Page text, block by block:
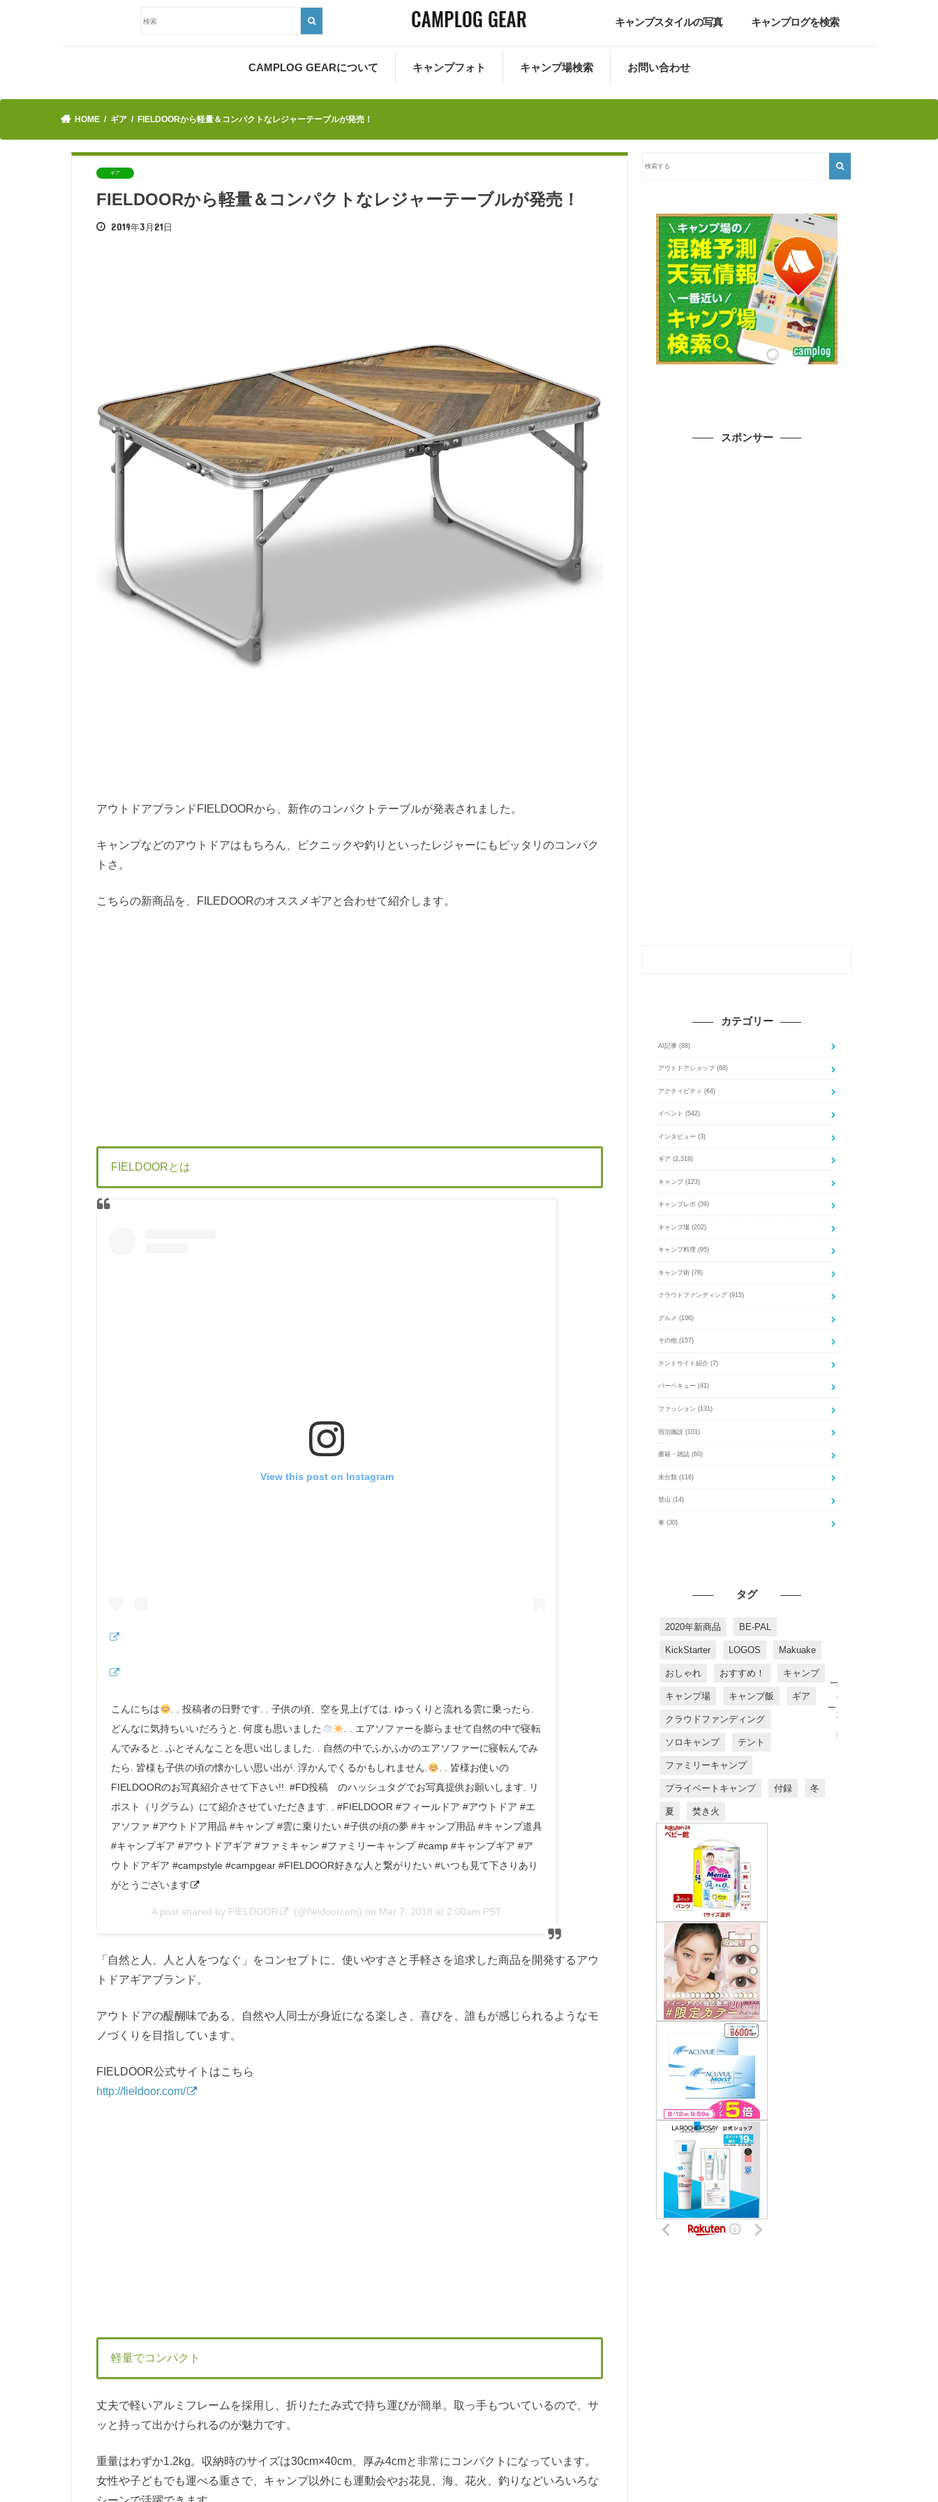
キャンプスタイルの写真 キャンプログを検索
CAMPLOG GEARについて キャンプフォト キャンプ場検索 お問い合わせ
HOME ギア FIELDOORから軽量＆コンパクトなレジャーテーブルが発売！
ギア
FIELDOORから軽量＆コンパクトなレジャーテーブルが発売！
2019年3月21日
アウトドアブランドFIELDOORから、新作のコンパクトテーブルが発表されました。
キャンプなどのアウトドアはもちろん、ピクニックや釣りといったレジャーにもピッタリのコンパク
トさ。
こちらの新商品を、FILEDOORのオススメギアと合わせて紹介します。
FIELDOORとは
View this post on Instagram
こんにちは
. . 投稿者の日野です. . 子供の頃、空を見上げては. ゆっくりと流れる雲に乗ったら.
どんなに気持ちいいだろうと. 何度も思いました
. . エアソファーを膨らませて自然の中で寝転
んでみると. ふとそんなことを思い出しました. . 自然の中でふかふかのエアソファーに寝転んでみ
たら. 皆様も子供の頃の懐かしい思い出が. 浮かんでくるかもしれません.
. . 皆様お使いの
FIELDOORのお写真紹介させて下さい!!. #FD投稿 のハッシュタグでお写真提供お願いします. リ
ポスト（リグラム）にて紹介させていただきます. . #FIELDOOR #フィールドア #アウトドア #エ
アソファ #アウトドア用品 #キャンプ #雲に乗りたい #子供の頃の夢 #キャンプ用品 #キャンプ道具
#キャンプギア #アウトドアギア #ファミキャン #ファミリーキャンプ #camp #キャンプギア #ア
ウトドアギア #campstyle #campgear #FIELDOOR好きな人と繋がりたい #いつも見て下さりあり
がとうございます
A post shared by FIELDOOR (@fieldoorcom) on Mar 7, 2018 at 2:00am PST
「自然と人、人と人をつなぐ」をコンセプトに、使いやすさと手軽さを追求した商品を開発するアウ
トドアギアブランド。
アウトドアの醍醐味である、自然や人同士が身近になる楽しさ、喜びを、誰もが感じられるようなモ
ノづくりを目指しています。
FIELDOOR公式サイトはこちら
http://fieldoor.com/
軽量でコンパクト
丈夫で軽いアルミフレームを採用し、折りたたみ式で持ち運びが簡単。取っ手もついているので、サ
ッと持って出かけられるのが魅力です。
重量はわずか1.2kg。収納時のサイズは30cm×40cm、厚み4cmと非常にコンパクトになっています。
女性や子どもでも運べる重さで、キャンプ以外にも運動会やお花見、海、花火、釣りなどいろいろな
スポンサー
カテゴリー
AI記事 (88)
アウトドアショップ (68)
アクティビティ (64)
イベント (542)
インタビュー (3)
ギア (2,319)
キャンプ (123)
キャンプレポ (39)
キャンプ場 (202)
キャンプ料理 (95)
キャンプ術 (78)
クラウドファンディング (915)
グルメ (106)
その他 (157)
テントサイト紹介 (7)
バーベキュー (41)
ファッション (131)
宿泊施設 (101)
書籍・雑誌 (60)
未分類 (116)
登山 (14)
車 (30)
タグ
2020年新商品 BE-PAL
KickStarter LOGOS Makuake
おしゃれ おすすめ！ キャンプ
キャンプ場 キャンプ飯 ギア
クラウドファンディング
ソロキャンプ テント
ファミリーキャンプ
プライベートキャンプ 付録 冬
夏 焚き火
す
す
め
商
品